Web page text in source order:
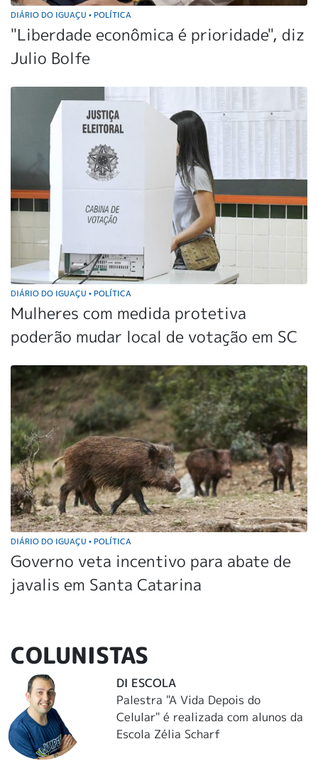
DIÁRIO DO IGUAÇU • POLÍTICA
"Liberdade econômica é prioridade", diz
Julio Bolfe
DIÁRIO DO IGUAÇU • POLÍTICA
Mulheres com medida protetiva
poderão mudar local de votação em SC
DIÁRIO DO IGUAÇU • POLÍTICA
Governo veta incentivo para abate de
javalis em Santa Catarina
COLUNISTAS
DI ESCOLA
Palestra "A Vida Depois do
Celular" é realizada com alunos da
Escola Zélia Scharf